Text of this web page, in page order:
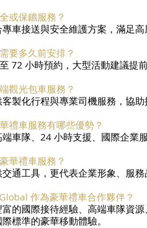
或保鑣服務？
車接送與安全維護方案，滿足
要多久前安排？
72 小時預約，大型活動建議提
觀光包車服務？
製化行程與專業司機服務，協
禮車服務有哪些優勢？
車隊、24 小時支援、國際企業
華禮車服務？
通工具，更代表企業形象、服
作為豪華禮車合作夥伴？
的國際接待經驗、高端車隊資
標準的豪華移動體驗。